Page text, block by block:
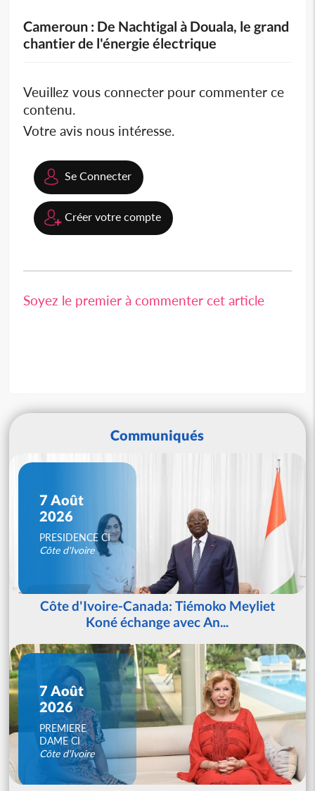
Cameroun : De Nachtigal à Douala, le grand
chantier de l'énergie électrique
Veuillez vous connecter pour commenter ce
contenu.
Votre avis nous intéresse.
Se Connecter
Créer votre compte
Soyez le premier à commenter cet article
Communiqués
7 Août
2026
PRESIDENCE CI
Côte d'Ivoire
Côte d'Ivoire-Canada: Tiémoko Meyliet
Koné échange avec An...
7 Août
2026
PREMIERE
DAME CI
Côte d'Ivoire